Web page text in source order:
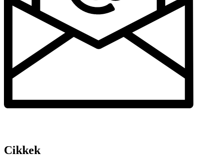
Cikkek